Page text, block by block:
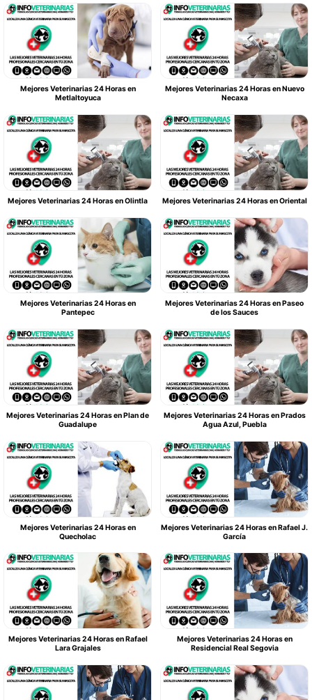
Mejores Veterinarias 24 Horas en
Metlaltoyuca
Mejores Veterinarias 24 Horas en Nuevo
Necaxa
Mejores Veterinarias 24 Horas en Olintla Mejores Veterinarias 24 Horas en Oriental
Mejores Veterinarias 24 Horas en
Pantepec
Mejores Veterinarias 24 Horas en Paseo
de los Sauces
Mejores Veterinarias 24 Horas en Plan de
Guadalupe
Mejores Veterinarias 24 Horas en Prados
Agua Azul, Puebla
Mejores Veterinarias 24 Horas en
Quecholac
Mejores Veterinarias 24 Horas en Rafael J.
García
Mejores Veterinarias 24 Horas en Rafael
Lara Grajales
Mejores Veterinarias 24 Horas en
Residencial Real Segovia